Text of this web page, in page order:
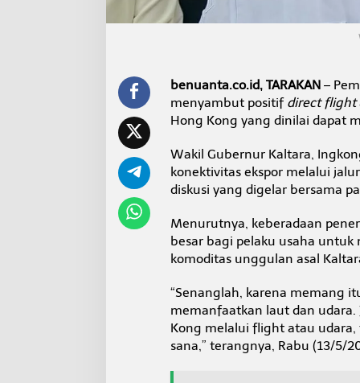
e
m
p
r
v
a
l
a
r
S
a
p
k
a
n
benuanta.co.id, TARAKAN–
menyambut positif direct flight
Hong Kong yang dinilai dapat
Wakil Gubernur Kaltara,
konektivitas ekspor melalui
diskusi yang digelar bersama
Menurutnya, keberadaan
besar bagi pelaku usaha
komoditas unggulan asal
“Senanglah, karena memang
memanfaatkan laut dan udara.
Kong melalui flight atau
sana,” terangnya, Rabu (13/5/